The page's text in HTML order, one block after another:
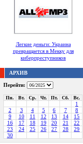
Легкие деньги: Украина
превращается в Мекку для
киберпреступников
АРХИВ
Перейти:
Пн. Вт. Ср. Чт. Пт. Сб. Вс.
1
2
3 4 5 6 7
8
9
10 11 12 13 14
15
16
17 18 19 20 21
22
23
24 25 26 27 28
29
30